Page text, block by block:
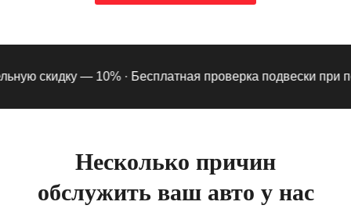
скидку — 10% ·Бесплатная проверка подвески при
Несколько причин
обслужить ваш авто у нас